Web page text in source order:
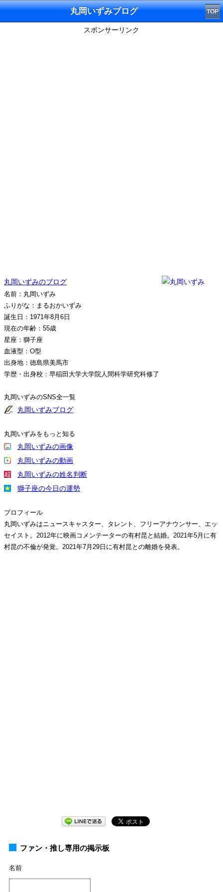
丸岡いずみブログ TOP
スポンサーリンク
丸岡いずみのブログ
名前：丸岡いずみ
ふりがな：まるおかいずみ
誕生日：1971年8月6日
現在の年齢：55歳
星座：獅子座
血液型：O型
出身地：徳島県美馬市
学歴・出身校：早稲田大学大学院人間科学研究科修了
丸岡いずみのSNS全一覧
丸岡いずみブログ
丸岡いずみをもっと知る
丸岡いずみの画像
丸岡いずみの動画
丸岡いずみの姓名判断
獅子座の今日の運勢
プロフィール
丸岡いずみはニュースキャスター、タレント、フリーアナウンサー、エッ
セイスト。2012年に映画コメンテーターの有村昆と結婚。2021年5月に有
村昆の不倫が発覚。2021年7月29日に有村昆との離婚を発表。
ファン・推し専用の掲示板
名前